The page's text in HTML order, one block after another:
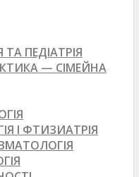
ПЕДІАТРІЯ
— СІМЕЙНА
І ФТИЗИАТРІЯ